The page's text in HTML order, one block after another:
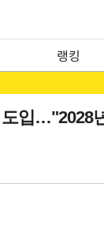
랭킹
입…"2028